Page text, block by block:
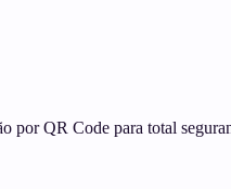
por QR Code para total